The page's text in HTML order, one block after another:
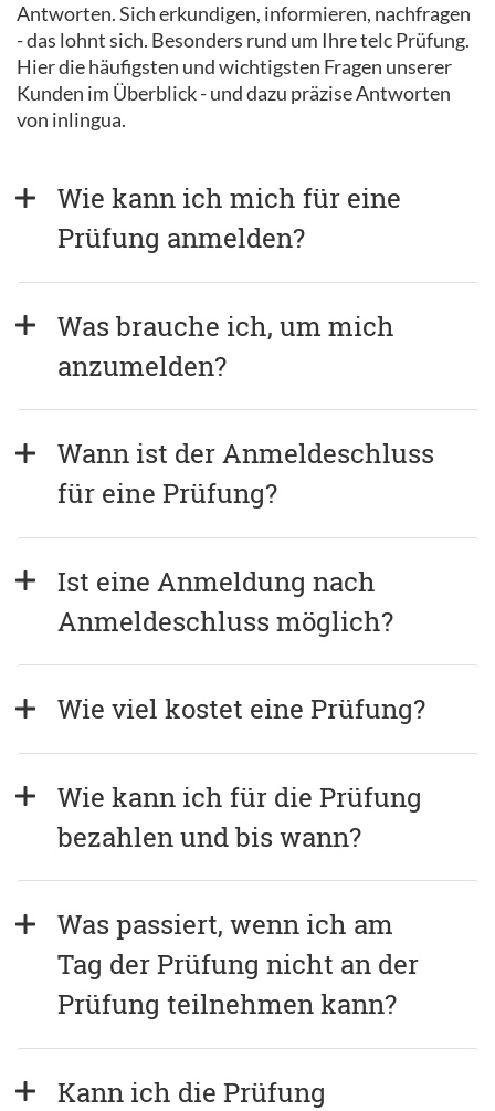
Antworten. Sich erkundigen, informieren, nachfragen
- das lohnt sich. Besonders rund um Ihre telc Prüfung.
Hier die häufigsten und wichtigsten Fragen unserer
Kunden im Überblick - und dazu präzise Antworten
von inlingua.
Wie kann ich mich für eine
Prüfung anmelden?
Was brauche ich, um mich
anzumelden?
Wann ist der Anmeldeschluss
für eine Prüfung?
Ist eine Anmeldung nach
Anmeldeschluss möglich?
Wie viel kostet eine Prüfung?
Wie kann ich für die Prüfung
bezahlen und bis wann?
Was passiert, wenn ich am
Tag der Prüfung nicht an der
Prüfung teilnehmen kann?
Kann ich die Prüfung